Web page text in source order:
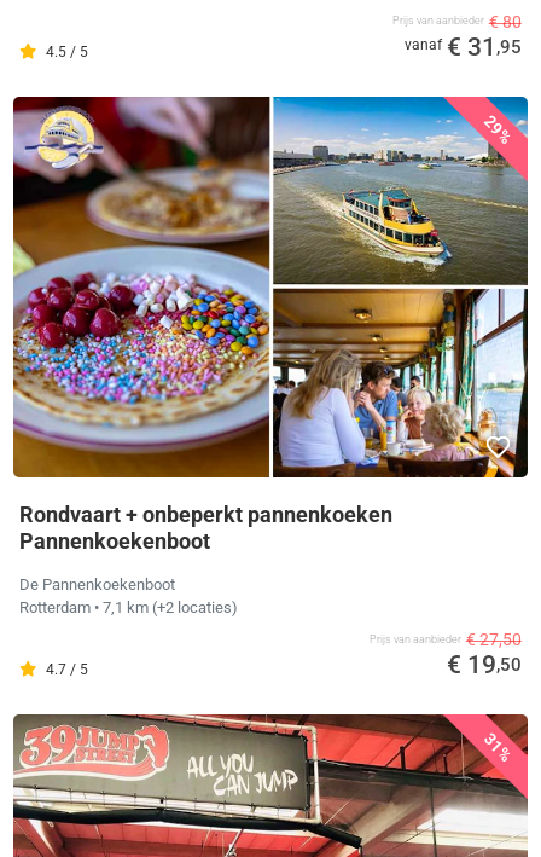
4.5 / 5
Prijs van aanbieder € 80
vanaf € 31 ,95
29%
Rondvaart + onbeperkt pannenkoeken
Pannenkoekenboot
De Pannenkoekenboot
Rotterdam • 7,1 km (+2 locaties)
4.7 / 5
Prijs van aanbieder € 27,50
€ 19,50
31%